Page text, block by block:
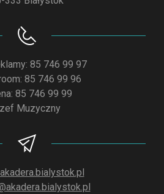
85 746 99 97
85 746 99 96
85 746 99 99
Muzyczny